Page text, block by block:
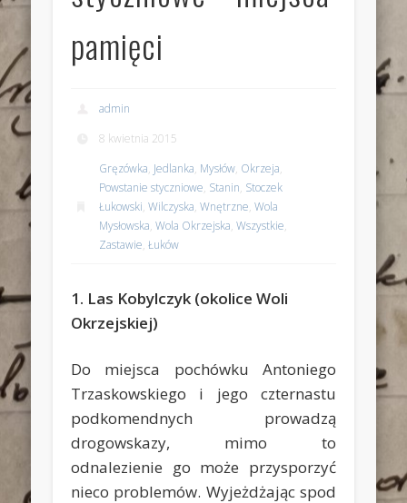
pamięci
admin
8 kwietnia 2015
Gręzówka, Jedlanka, Mysłów, Okrzeja,
Powstanie styczniowe, Stanin, Stoczek
Łukowski,Wilczyska,Wnętrzne,Wola
Mysłowska,Wola Okrzejska,Wszystkie,
Zastawie,Łuków
1. Las Kobylczyk (okolice Woli
Okrzejskiej)
Do miejsca pochówku Antoniego
Trzaskowskiego i jego czternastu
podkomendnych prowadzą
drogowskazy, mimo to
odnalezienie go może przysporzyć
nieco problemów. Wyjeżdżając spod